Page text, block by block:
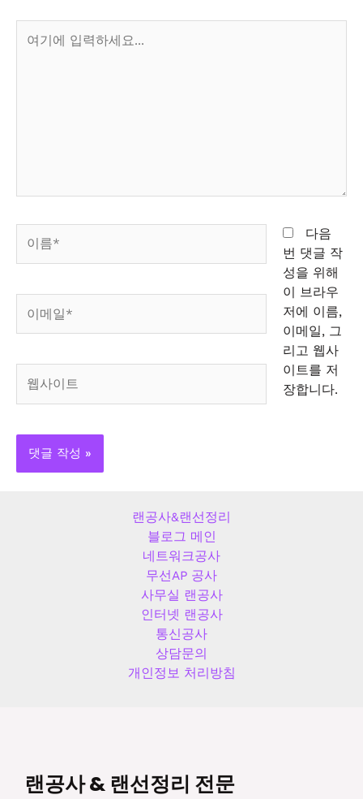
*
트
다음
번 댓글 작
성을 위해
이 브라우
저에 이름,
이메일, 그
리고 웹사
이트를 저
장합니다.
랜공사&랜선정리
블로그 메인
네트워크공사
무선AP 공사
사무실 랜공사
인터넷 랜공사
통신공사
상담문의
개인정보 처리방침
랜공사 & 랜선정리 전문